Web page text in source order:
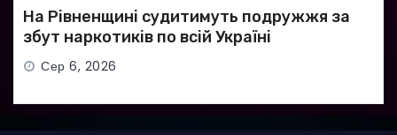
На Рівненщині судитимуть подружжя за
збут наркотиків по всій Україні
Сер 6, 2026